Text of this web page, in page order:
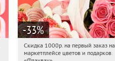
-33%
13:17:48 Получили:
Россия
Скидка 1000р. на первый заказ на
маркетплейсе цветов и подарков